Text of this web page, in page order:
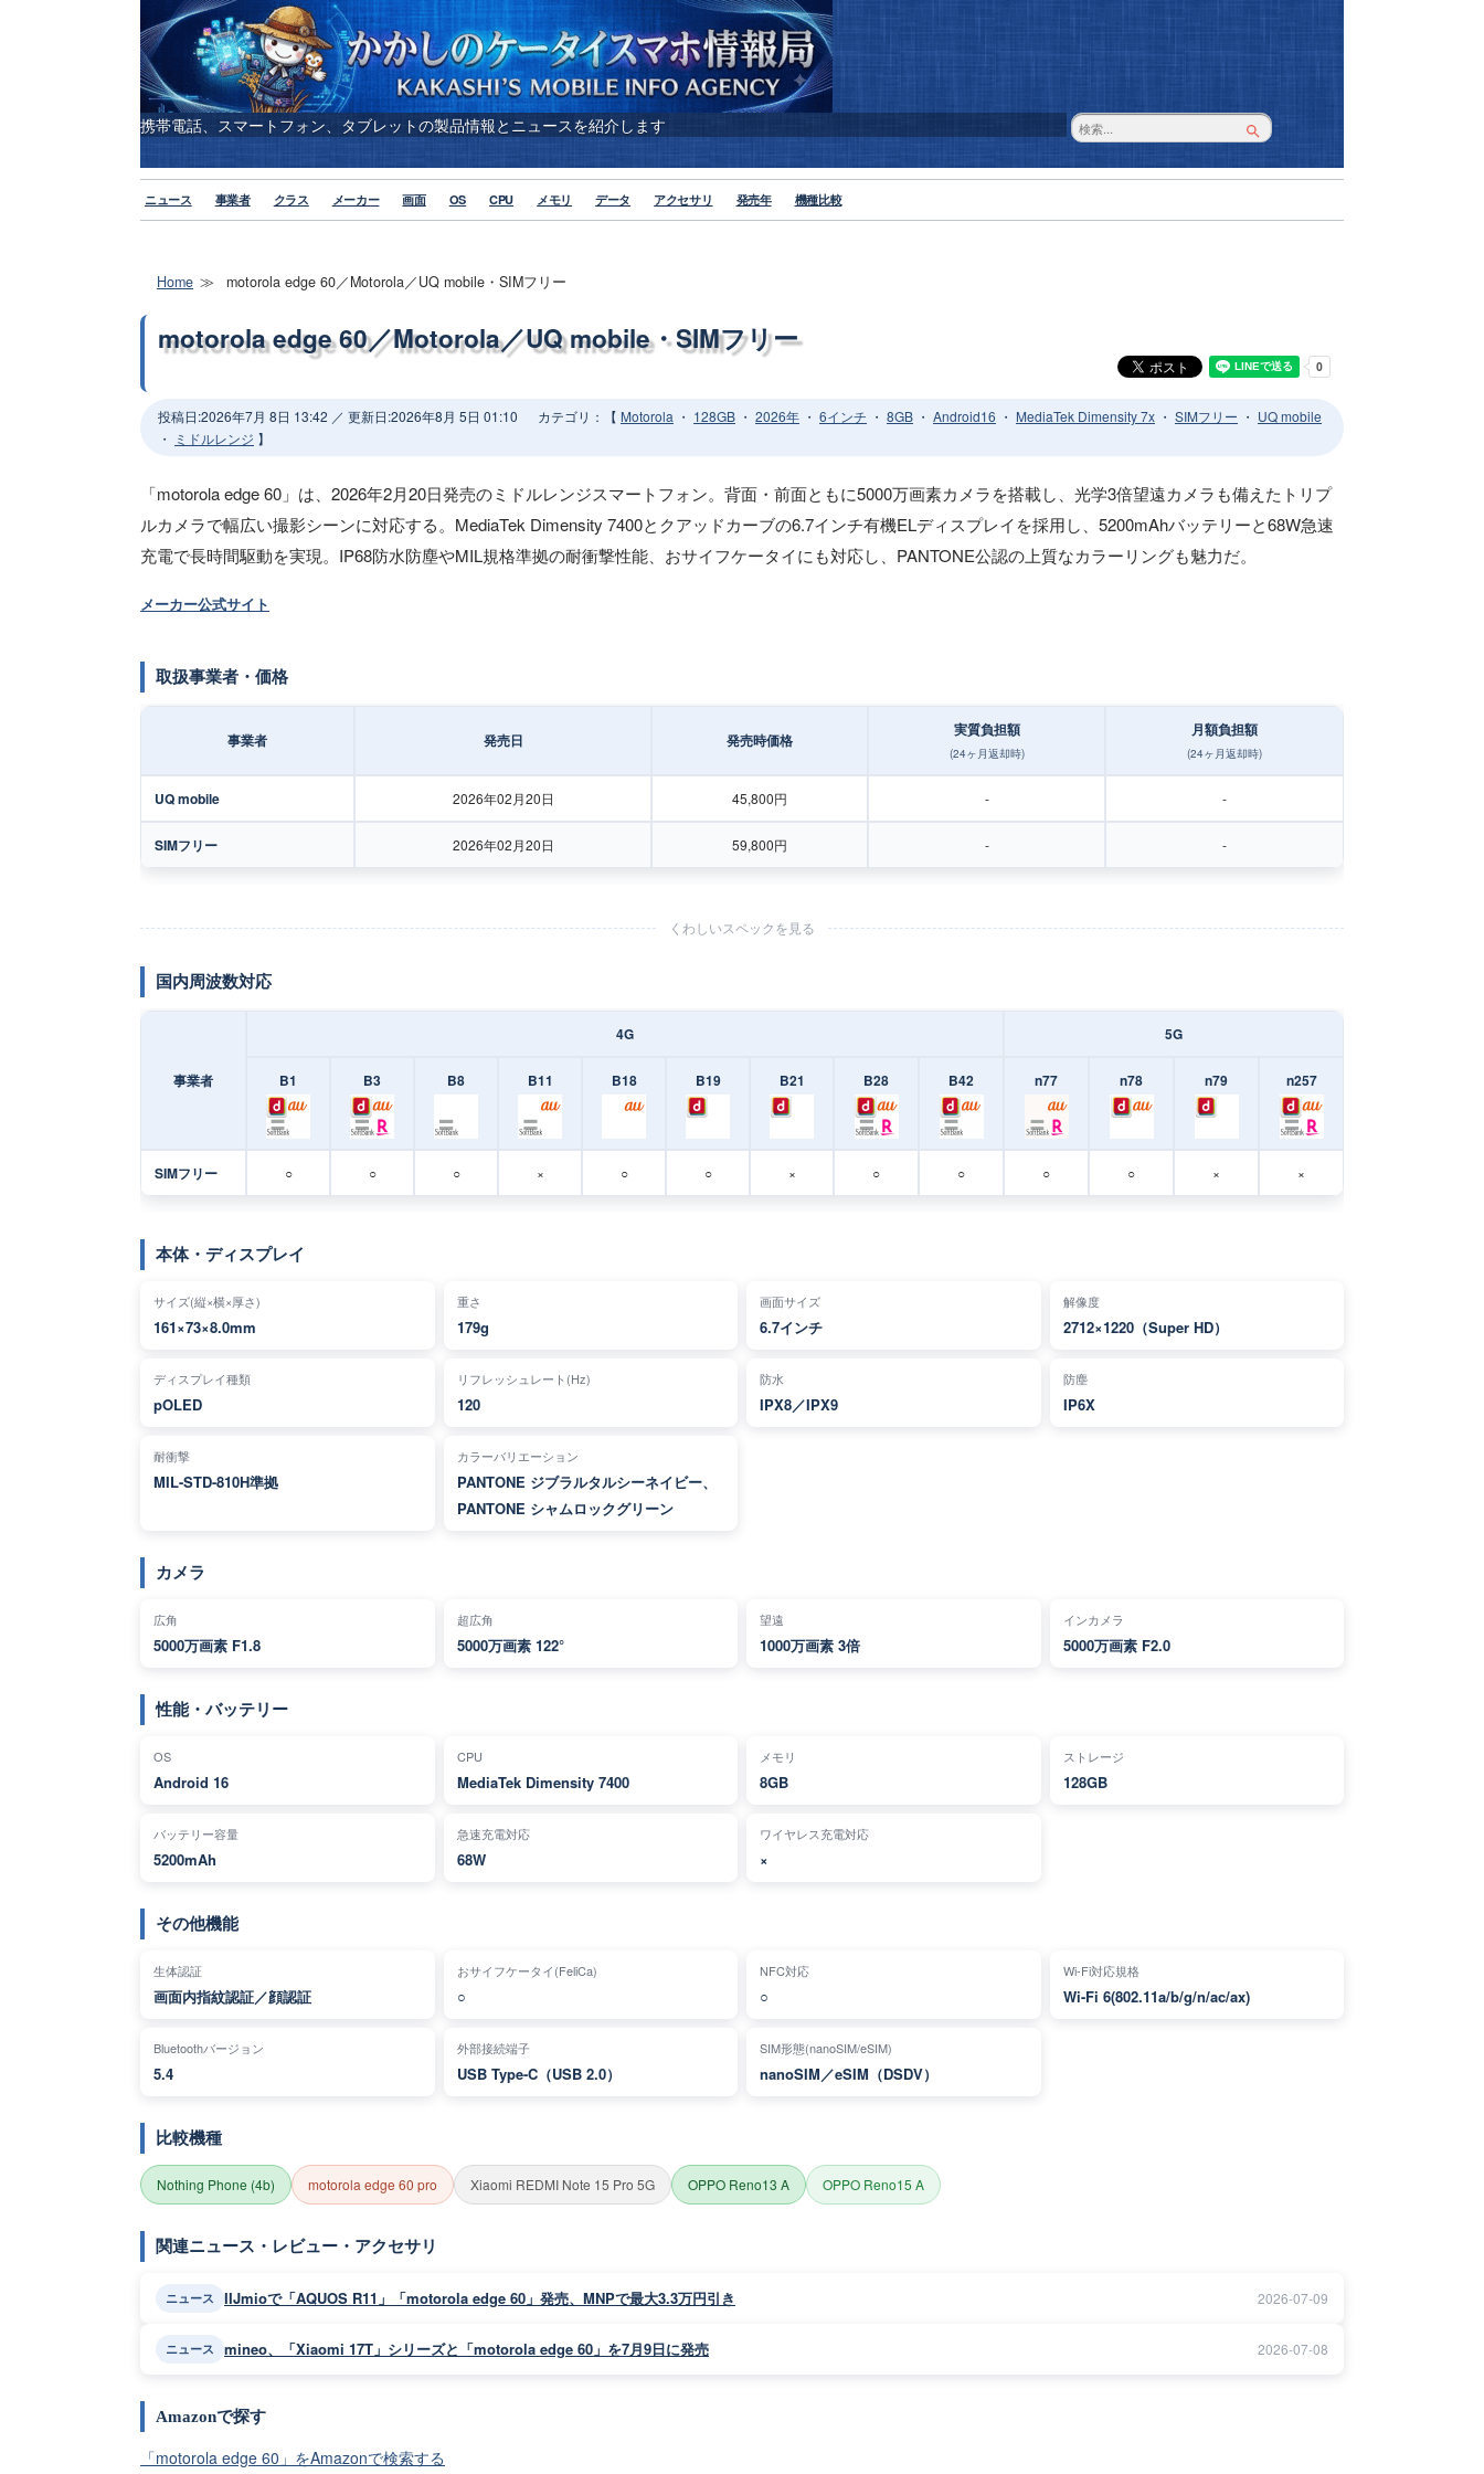
携帯電話、スマートフォン、タブレットの製品情報とニュースを紹介します
ニュース 事業者 クラス メーカー 画面 OS CPU メモリ データ アクセサリ 発売年 機種比較
Home motorola edge 60／Motorola／UQ mobile・SIMフリー
motorola edge 60／Motorola／UQ mobile・SIMフリー
投稿日:2026年7月 8日 13:42 ／ 更新日:2026年8月 5日 01:10 カテゴリ：【 Motorola ・ 128GB ・ 2026年 ・ 6インチ ・ 8GB ・ Android16 ・ MediaTek Dimensity 7x ・ SIMフリー ・ UQ mobile
・
ミドルレンジ 】
「motorola edge 60」は、2026年2月20日発売のミドルレンジスマートフォン。背面・前面ともに5000万画素カメラを搭載し、光学3倍望遠カメラも備えたトリプ
ルカメラで幅広い撮影シーンに対応する。MediaTek Dimensity 7400とクアッドカーブの6.7インチ有機ELディスプレイを採用し、5200mAhバッテリーと68W急速
充電で長時間駆動を実現。IP68防水防塵やMIL規格準拠の耐衝撃性能、おサイフケータイにも対応し、PANTONE公認の上質なカラーリングも魅力だ。
メーカー公式サイト
取扱事業者・価格
事業者 発売日 発売時価格
実質負担額
(24ヶ月返却時)
月額負担額
(24ヶ月返却時)
UQ mobile 2026年02月20日 45,800円 - -
SIMフリー 2026年02月20日 59,800円 - -
くわしいスペックを見る
国内周波数対応
事業者
4G 5G
B1 B3 B8 B11 B18 B19 B21 B28 B42 n77 n78 n79 n257
SIMフリー ○ ○ ○ × ○ ○ × ○ ○ ○ ○ × ×
本体・ディスプレイ
サイズ(縦×横×厚さ)
161×73×8.0mm
重さ
179g
画面サイズ
6.7インチ
解像度
2712×1220（Super HD）
ディスプレイ種類
pOLED
リフレッシュレート(Hz)
120
防水
IPX8／IPX9
防塵
IP6X
耐衝撃
MIL-STD-810H準拠
カラーバリエーション
PANTONE ジブラルタルシーネイビー、
PANTONE シャムロックグリーン
カメラ
広角
5000万画素 F1.8
超広角
5000万画素 122°
望遠
1000万画素 3倍
インカメラ
5000万画素 F2.0
性能・バッテリー
OS
Android 16
CPU
MediaTek Dimensity 7400
メモリ
8GB
ストレージ
128GB
バッテリー容量
5200mAh
急速充電対応
68W
ワイヤレス充電対応
×
その他機能
生体認証
画面内指紋認証／顔認証
おサイフケータイ(FeliCa)
○
NFC対応
○
Wi-Fi対応規格
Wi-Fi 6(802.11a/b/g/n/ac/ax)
Bluetoothバージョン
5.4
外部接続端子
USB Type-C（USB 2.0）
SIM形態(nanoSIM/eSIM)
nanoSIM／eSIM（DSDV）
比較機種
Nothing Phone (4b) motorola edge 60 pro Xiaomi REDMI Note 15 Pro 5G OPPO Reno13 A OPPO Reno15 A
関連ニュース・レビュー・アクセサリ
ニュース IIJmioで「AQUOS R11」「motorola edge 60」発売、MNPで最大3.3万円引き 2026-07-09
ニュース mineo、「Xiaomi 17T」シリーズと「motorola edge 60」を7月9日に発売 2026-07-08
Amazonで探す
「motorola edge 60」をAmazonで検索する